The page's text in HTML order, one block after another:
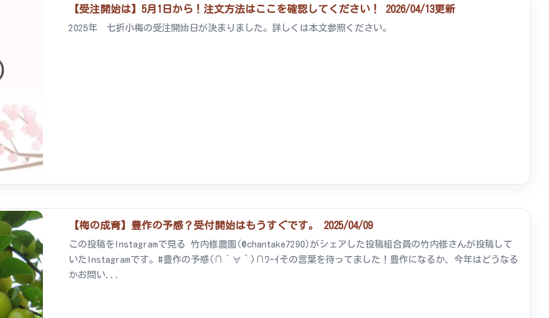
【受注開始は】5月1日から！注文方法はここを確認してください！ 2026/04/13更新
2025年 七折小梅の受注開始日が決まりました。詳しくは本文参照ください。
【梅の成育】豊作の予感？受付開始はもうすぐです。 2025/04/09
この投稿をInstagramで見る 竹内修農園(@chantake7290)がシェアした投稿組合員の竹内修さんが投稿して
いたInstagramです。#豊作の予感(∩´∀｀)∩ﾜｰｲその言葉を待ってました！豊作になるか、今年はどうなる
かお問い...